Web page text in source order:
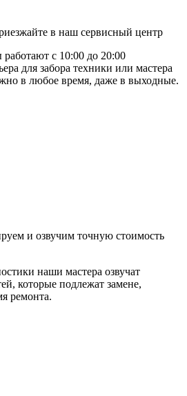
в наш сервисный центр
с 10:00 до 20:00
для забора техники или мастера
в любое время, даже в выходные.
и озвучим точную стоимость
наши мастера озвучат
которые подлежат замене,
ремонта.